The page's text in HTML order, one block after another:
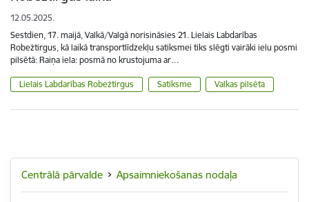
12.05.2025.
Sestdien, 17. maijā, Valkā/Valgā norisināsies 21. Lielais Labdarības
Robežtirgus, kā laikā transportlīdzekļu satiksmei tiks slēgti vairāki ielu posmi
pilsētā: Raiņa iela: posmā no krustojuma ar…
Lielais Labdarības Robežtirgus Satiksme Valkas pilsēta
Centrālā pārvalde Apsaimniekošanas nodaļa